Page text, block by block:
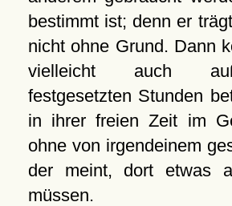
bestimmt ist; denn er
nicht ohne Grund. Dann
vielleicht auch
festgesetzten Stunden
in ihrer freien Zeit im
ohne von irgendeinem
der meint, dort etwas
müssen.